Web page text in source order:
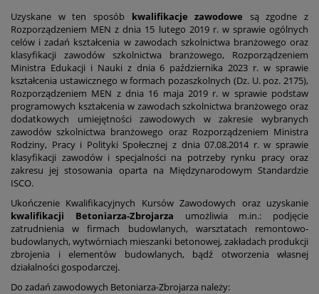
Uzyskane w ten sposób kwalifikacje zawodowe są zgodne z
Rozporządzeniem MEN z dnia 15 lutego 2019 r. w sprawie ogólnych
celów i zadań kształcenia w zawodach szkolnictwa branżowego oraz
klasyfikacji zawodów szkolnictwa branżowego, Rozporządzeniem
Ministra Edukacji i Nauki z dnia 6 października 2023 r. w sprawie
kształcenia ustawicznego w formach pozaszkolnych (Dz. U. poz. 2175),
Rozporządzeniem MEN z dnia 16 maja 2019 r. w sprawie podstaw
programowych kształcenia w zawodach szkolnictwa branżowego oraz
dodatkowych umiejętności zawodowych w zakresie wybranych
zawodów szkolnictwa branżowego oraz Rozporządzeniem Ministra
Rodziny, Pracy i Polityki Społecznej z dnia 07.08.2014 r. w sprawie
klasyfikacji zawodów i specjalności na potrzeby rynku pracy oraz
zakresu jej stosowania oparta na Międzynarodowym Standardzie
ISCO.
Ukończenie Kwalifikacyjnych Kursów Zawodowych oraz uzyskanie
kwalifikacji Betoniarza-Zbrojarza umożliwia m.in.: podjęcie
zatrudnienia w firmach budowlanych, warsztatach remontowo-
budowlanych, wytwórniach mieszanki betonowej, zakładach produkcji
zbrojenia i elementów budowlanych, bądź otworzenia własnej
działalności gospodarczej.
Do zadań zawodowych Betoniarza-Zbrojarza należy: